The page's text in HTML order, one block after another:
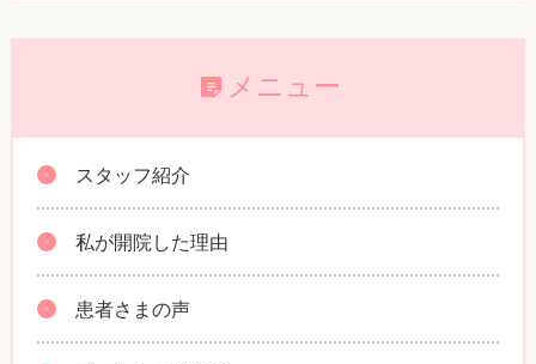
メニュー
スタッフ紹介
私が開院した理由
患者さまの声